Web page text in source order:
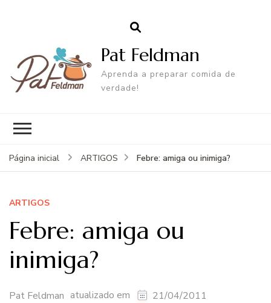
Pat Feldman
Aprenda a preparar comida de
verdade!
Página inicial ARTIGOS Febre: amiga ou inimiga?
ARTIGOS
Febre: amiga ou
inimiga?
Pat Feldman atualizado em 21/04/2011